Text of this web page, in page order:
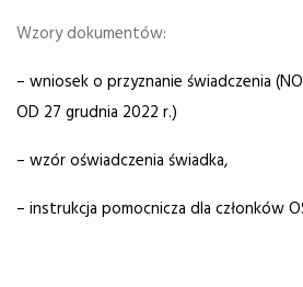
Wzory dokumentów:
– wniosek o przyznanie świadczenia
OD 27 grudnia 2022 r.)
– wzór oświadczenia świadka,
– instrukcja pomocnicza dla członków